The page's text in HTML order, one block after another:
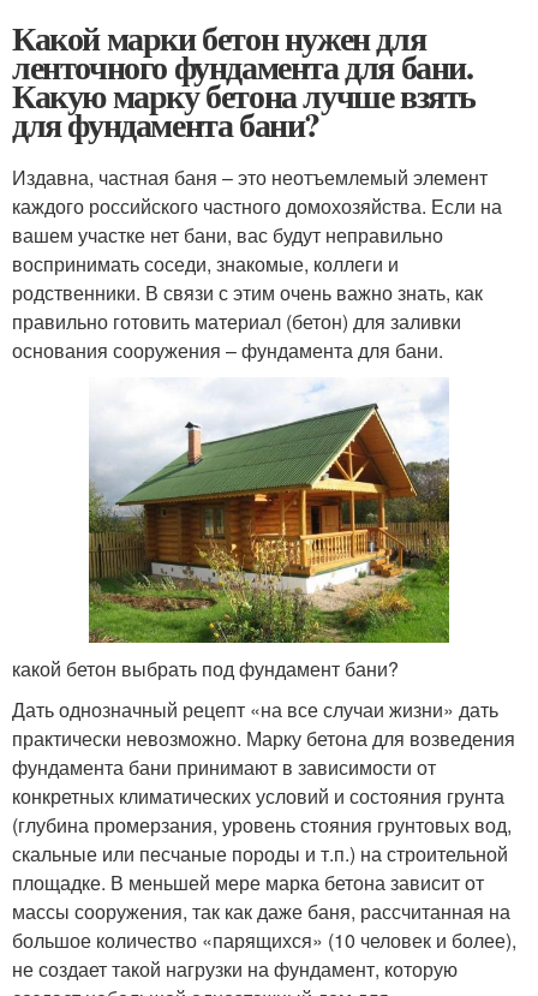
Какой марки бетон нужен для
ленточного фундамента для бани.
Какую марку бетона лучше взять
для фундамента бани?
Издавна, частная баня – это неотъемлемый элемент
каждого российского частного домохозяйства. Если на
вашем участке нет бани, вас будут неправильно
воспринимать соседи, знакомые, коллеги и
родственники. В связи с этим очень важно знать, как
правильно готовить материал (бетон) для заливки
основания сооружения – фундамента для бани.
какой бетон выбрать под фундамент бани?
Дать однозначный рецепт «на все случаи жизни» дать
практически невозможно. Марку бетона для возведения
фундамента бани принимают в зависимости от
конкретных климатических условий и состояния грунта
(глубина промерзания, уровень стояния грунтовых вод,
скальные или песчаные породы и т.п.) на строительной
площадке. В меньшей мере марка бетона зависит от
массы сооружения, так как даже баня, рассчитанная на
большое количество «парящихся» (10 человек и более),
не создает такой нагрузки на фундамент, которую